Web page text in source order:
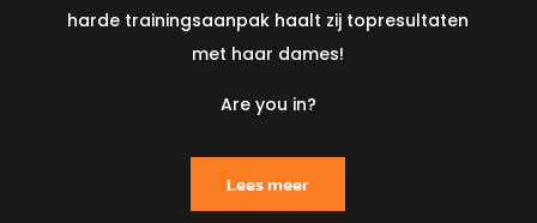
harde trainingsaanpak haalt zij topresultaten
met haar dames!
Are you in?
Lees meer